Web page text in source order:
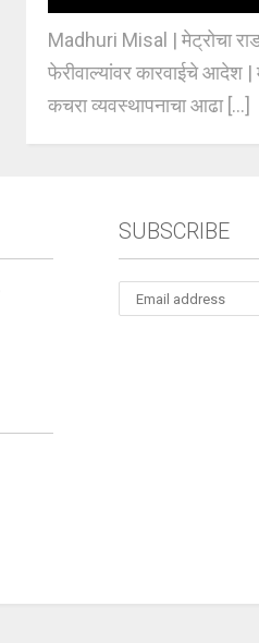
Madhuri Misal | मेट्रोचा
फेरीवाल्यांवर कारवाईचे आदेश
कचरा व्यवस्थापनाचा आढा [...]
SUBSCRIBE